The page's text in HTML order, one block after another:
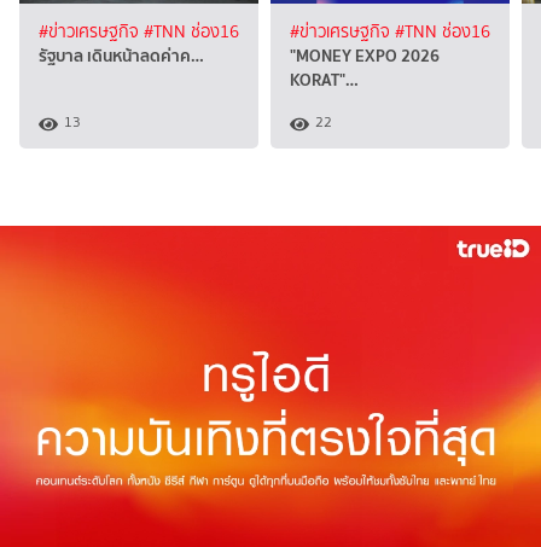
#ข่าวเศรษฐกิจ #TNN ช่อง16
รัฐบาล เดินหน้าลดค่าค…
13
#ข่าวเศรษฐกิจ #TNN ช่อง16
"MONEY EXPO 2026
KORAT"…
22